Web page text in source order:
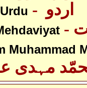
Urdu
Muhammad
مہدی